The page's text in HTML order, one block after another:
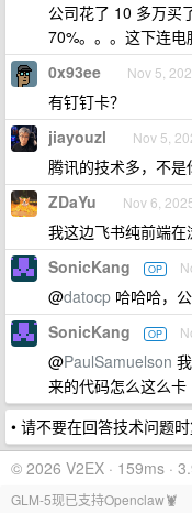
公司花了 10 多万买
70%。。。这下连电
0x93ee Nov 5,
有钉钉卡？
jiayouzl Nov 5,
腾讯的技术多，不是
ZDaYu Nov 6,
我这边飞书纯前端
SonicKang OP
@datocp 哈哈哈，
SonicKang OP
@PaulSamuelson
来的代码怎么这么卡
• 请不要在回答技术问题
© 2026 V2EX · 159ms ·
GLM-5现已支持Openclaw🦞